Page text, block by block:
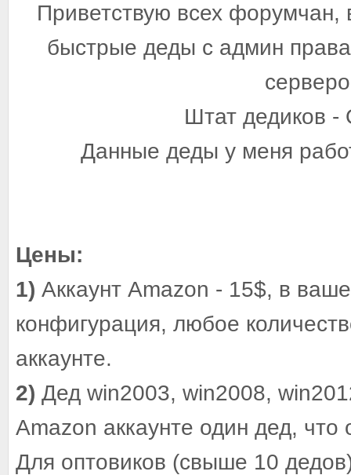
Приветствую всех форумчан,
быстрые деды c админ
Штат дедиков -
Данные деды у меня
Цены:
1) Аккаунт Amazon - 15$, в
конфигурация, любое
аккаунте.
2) Дед win2003, win2008,
Amazon аккаунте один дед, что
Для оптовиков (свыше 10